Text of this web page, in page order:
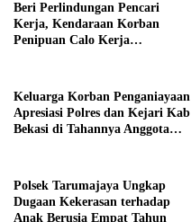
Beri Perlindungan Pencari
Kerja, Kendaraan Korban
Penipuan Calo Kerja
Keluarga Korban Penganiayaan
Apresiasi Polres dan Kejari Kab
Bekasi di Tahannya Anggota
Polsek Tarumajaya Ungkap
Dugaan Kekerasan terhadap
Anak Berusia Empat Tahun